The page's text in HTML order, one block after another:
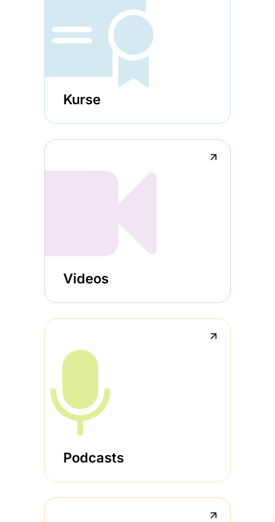
Kurse
↗
Videos
↗
Podcasts
↗